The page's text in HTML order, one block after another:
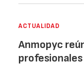
ACTUALIDAD
Anmopyc
profesionales